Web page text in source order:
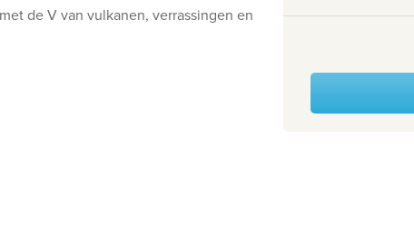
de V van vulkanen, verrassingen en